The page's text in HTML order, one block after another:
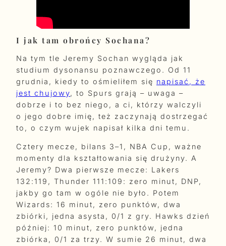
I jak tam obrońcy Sochana?
Na tym tle Jeremy Sochan wygląda jak
studium dysonansu poznawczego. Od 11
grudnia, kiedy to ośmieliłem się napisać, że
jest chujowy, to Spurs grają – uwaga –
dobrze i to bez niego, a ci, którzy walczyli
o jego dobre imię, też zaczynają dostrzegać
to, o czym wujek napisał kilka dni temu.
Cztery mecze, bilans 3–1, NBA Cup, ważne
momenty dla kształtowania się drużyny. A
Jeremy? Dwa pierwsze mecze: Lakers
132:119, Thunder 111:109: zero minut, DNP,
jakby go tam w ogóle nie było. Potem
Wizards: 16 minut, zero punktów, dwa
zbiórki, jedna asysta, 0/1 z gry. Hawks dzień
później: 10 minut, zero punktów, jedna
zbiórka, 0/1 za trzy. W sumie 26 minut, dwa